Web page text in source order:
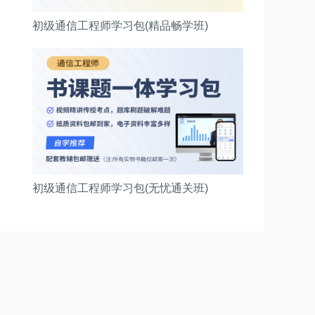
初级通信工程师学习包(精品畅学班)
初级通信工程师学习包(无忧通关班)